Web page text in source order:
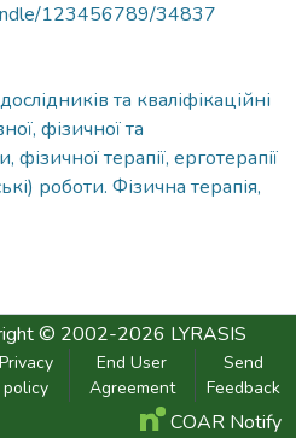
123456789/34837
та кваліфікаційні
фізичної та
терапії, ерготерапії
роботи. Фізична терапія,
© 2002-2026 LYRASIS
Privacy
policy
End User
Agreement
Send
Feedback
COAR Notify